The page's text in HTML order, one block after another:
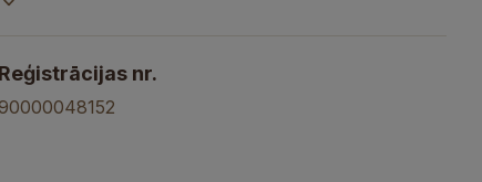
Reģistrācijas nr.